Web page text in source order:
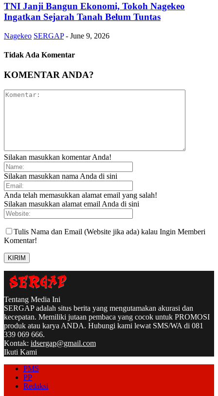
TNI Janji Bangun Ekonomi, Tokoh Nagekeo
Ingatkan Sejarah Tanah Belum Tuntas
Nagekeo SERGAP - June 9, 2026
Tidak Ada Komentar
KOMENTAR ANDA?
Silakan masukkan komentar Anda!
Silakan masukkan nama Anda di sini
Anda telah memasukkan alamat email yang salah!
Silakan masukkan alamat email Anda di sini
Tulis Nama dan Email (Website jika ada) kalau Ingin Memberi
Komentar!
Tentang Media Ini
SERGAP adalah situs berita yang mengutamakan akurasi dan
kecepatan. Memiliki jutaan pembaca yang cocok untuk PROMOSI
produk atau karya ANDA. Hubungi kami lewat SMS/WA di 081
339 069 666.
Kontak: idsergap@gmail.com
Ikuti Kami
PMS
PP
Redaksi